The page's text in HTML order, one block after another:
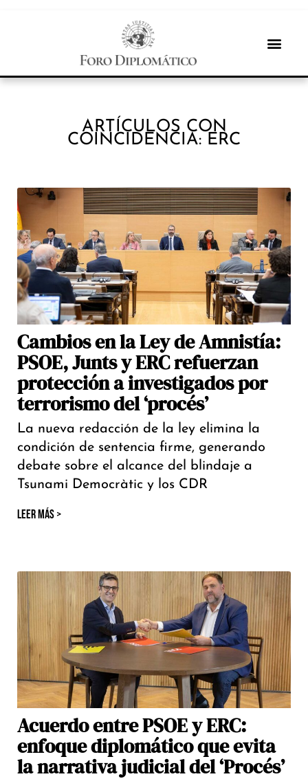
ARTÍCULOS CON
COINCIDENCIA: ERC
Cambios en la Ley de Amnistía:
PSOE, Junts y ERC refuerzan
protección a investigados por
terrorismo del ‘procés’
La nueva redacción de la ley elimina la
condición de sentencia firme, generando
debate sobre el alcance del blindaje a
Tsunami Democràtic y los CDR
LEER MÁS >
Acuerdo entre PSOE y ERC:
enfoque diplomático que evita
la narrativa judicial del ‘Procés’